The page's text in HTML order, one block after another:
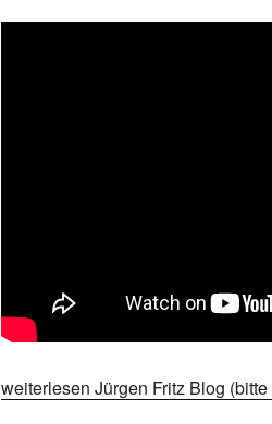
weiterlesen Jürgen Fritz Blog